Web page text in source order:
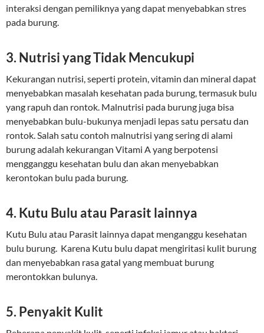
interaksi dengan pemiliknya yang dapat menyebabkan stres
pada burung.
3. Nutrisi yang Tidak Mencukupi
Kekurangan nutrisi, seperti protein, vitamin dan mineral dapat
menyebabkan masalah kesehatan pada burung, termasuk bulu
yang rapuh dan rontok. Malnutrisi pada burung juga bisa
menyebabkan bulu-bukunya menjadi lepas satu persatu dan
rontok. Salah satu contoh malnutrisi yang sering di alami
burung adalah kekurangan Vitami A yang berpotensi
mengganggu kesehatan bulu dan akan menyebabkan
kerontokan bulu pada burung.
4. Kutu Bulu atau Parasit lainnya
Kutu Bulu atau Parasit lainnya dapat menganggu kesehatan
bulu burung. Karena Kutu bulu dapat mengiritasi kulit burung
dan menyebabkan rasa gatal yang membuat burung
merontokkan bulunya.
5. Penyakit Kulit